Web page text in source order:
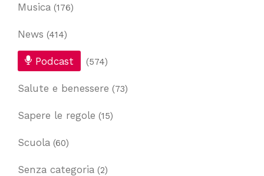
Musica (176)
News (414)
Podcast (574)
Salute e benessere (73)
Sapere le regole (15)
Scuola (60)
Senza categoria (2)